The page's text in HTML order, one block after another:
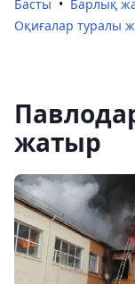
Басты
Барлық
Оқиғалар туралы
жатыр